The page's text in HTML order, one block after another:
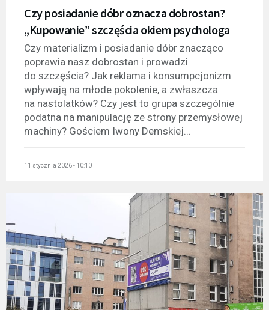
Czy posiadanie dóbr oznacza dobrostan?
„Kupowanie” szczęścia okiem psychologa
Czy materializm i posiadanie dóbr znacząco
poprawia nasz dobrostan i prowadzi
do szczęścia? Jak reklama i konsumpcjonizm
wpływają na młode pokolenie, a zwłaszcza
na nastolatków? Czy jest to grupa szczególnie
podatna na manipulację ze strony przemysłowej
machiny? Gościem Iwony Demskiej...
11 stycznia 2026 - 10:10